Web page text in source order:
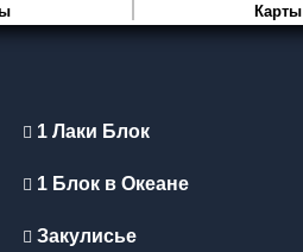
Карты
1 Лаки Блок
1 Блок в Океане
Закулисье